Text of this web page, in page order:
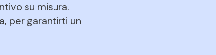
su misura.
per garantirti un